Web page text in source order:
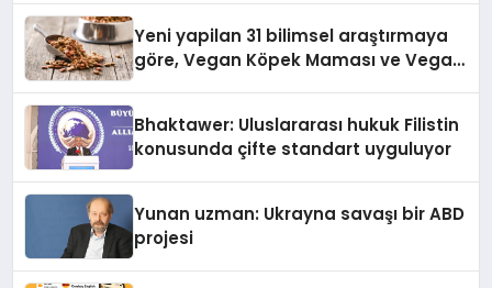
Yeni yapilan 31 bilimsel araştırmaya
göre, Vegan Köpek Maması ve Vegan
Bhaktawer: Uluslararası hukuk Filistin
konusunda çifte standart uyguluyor
Yunan uzman: Ukrayna savaşı bir ABD
projesi